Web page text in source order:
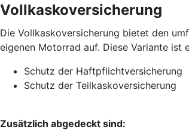
Vollkaskoversicherung
Die Vollkaskoversicherung bietet den
eigenen Motorrad auf. Diese Variante
Schutz der Haftpflichtversicherung
Schutz der Teilkaskoversicherung
Zusätzlich abgedeckt sind: